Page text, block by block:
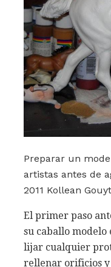
Preparar un
artistas antes de
2011 Kollean
El primer paso
su caballo
lijar cualquier
rellenar orificios y